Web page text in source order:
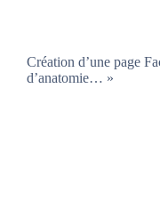
Création d’une page
d’anatomie… »